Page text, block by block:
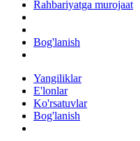
Rahbariyatga murojaat
Bog'lanish
Yangiliklar
E'lonlar
Ko'rsatuvlar
Bog'lanish